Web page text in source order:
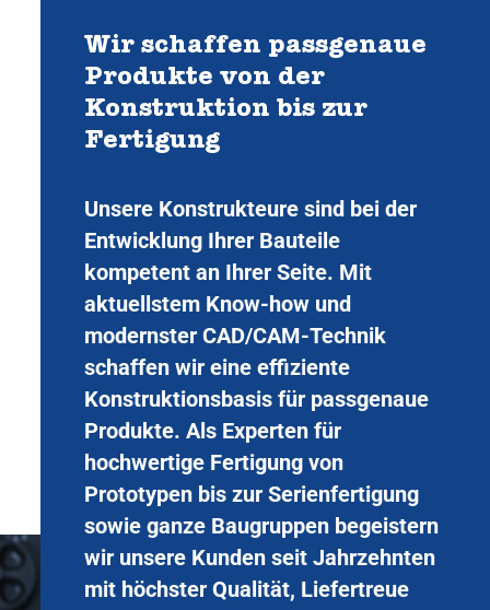
Wir schaffen passgenaue
Produkte von der
Konstruktion bis zur
Fertigung
Unsere Konstrukteure sind bei der
Entwicklung Ihrer Bauteile
kompetent an Ihrer Seite. Mit
aktuellstem Know-how und
modernster CAD/CAM-Technik
schaffen wir eine effiziente
Konstruktionsbasis für passgenaue
Produkte. Als Experten für
hochwertige Fertigung von
Prototypen bis zur Serienfertigung
sowie ganze Baugruppen begeistern
wir unsere Kunden seit Jahrzehnten
mit höchster Qualität, Liefertreue